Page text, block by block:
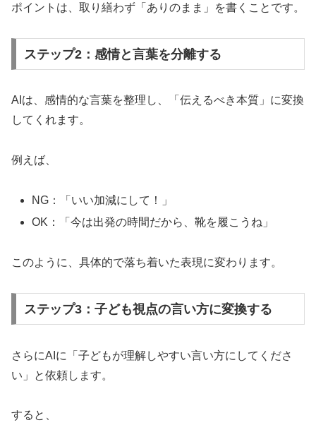
ポイントは、取り繕わず「ありのまま」を書くことです。
ステップ2：感情と言葉を分離する
AIは、感情的な言葉を整理し、「伝えるべき本質」に変換
してくれます。
例えば、
NG：「いい加減にして！」
OK：「今は出発の時間だから、靴を履こうね」
このように、具体的で落ち着いた表現に変わります。
ステップ3：子ども視点の言い方に変換する
さらにAIに「子どもが理解しやすい言い方にしてくださ
い」と依頼します。
すると、